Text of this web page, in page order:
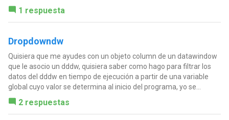
1 respuesta
Dropdowndw
Quisiera que me ayudes con un objeto column de un datawindow
que le asocio un dddw, quisiera saber como hago para filtrar los
datos del dddw en tiempo de ejecución a partir de una variable
global cuyo valor se determina al inicio del programa, yo se...
2 respuestas